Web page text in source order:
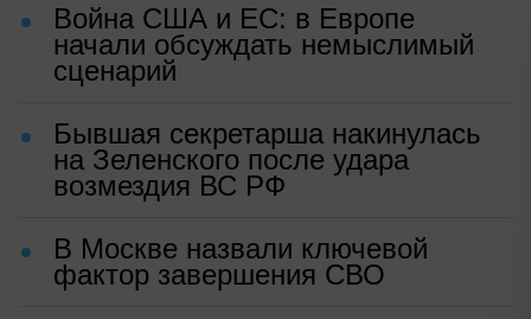
Война США и ЕС: в Европе
начали обсуждать немыслимый
сценарий
Бывшая секретарша накинулась
на Зеленского после удара
возмездия ВС РФ
В Москве назвали ключевой
фактор завершения СВО